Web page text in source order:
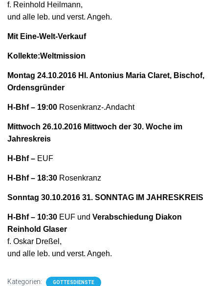
f. Reinhold Heilmann,
und alle leb. und verst. Angeh.
Mit Eine-Welt-Verkauf
Kollekte:Weltmission
Montag 24.10.2016 Hl. Antonius Maria Claret, Bischof,
Ordensgründer
H-Bhf – 19:00 Rosenkranz-.Andacht
Mittwoch 26.10.2016 Mittwoch der 30. Woche im
Jahreskreis
H-Bhf – EUF
H-Bhf – 18:30 Rosenkranz
Sonntag 30.10.2016 31. SONNTAG IM JAHRESKREIS
H-Bhf – 10:30 EUF und Verabschiedung Diakon
Reinhold Glaser
f. Oskar Dreßel,
und alle leb. und verst. Angeh.
Kategorien: GOTTESDIENSTE